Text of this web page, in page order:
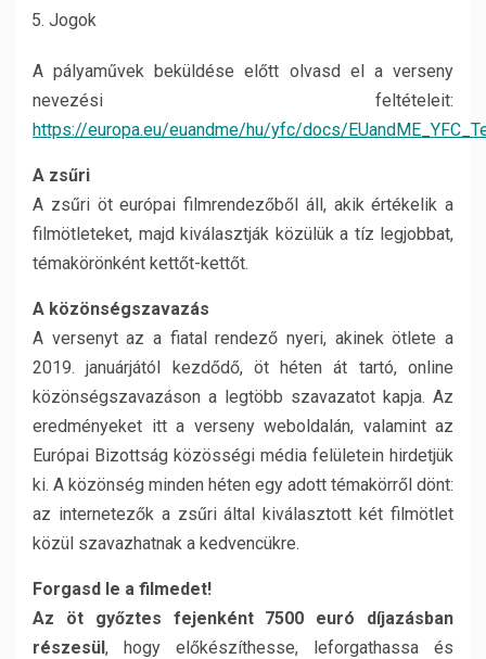
Jogok
A pályaművek beküldése előtt olvasd el a verseny
nevezési feltételeit:
https://europa.eu/euandme/hu/yfc/docs/
A zsűri
A zsűri öt európai filmrendezőből áll, akik értékelik a
filmötleteket, majd kiválasztják közülük a tíz legjobbat,
témakörönként kettőt-kettőt.
A közönségszavazás
A versenyt az a fiatal rendező nyeri, akinek ötlete a
2019. januárjától kezdődő, öt héten át tartó, online
közönségszavazáson a legtöbb szavazatot kapja. Az
eredményeket itt a verseny weboldalán, valamint az
Európai Bizottság közösségi média felületein hirdetjük
ki. A közönség minden héten egy adott témakörről dönt:
az internetezők a zsűri által kiválasztott két filmötlet
közül szavazhatnak a kedvencükre.
Forgasd le a filmedet!
Az öt győztes fejenként 7500 euró díjazásban
részesül, hogy előkészíthesse, leforgathassa és